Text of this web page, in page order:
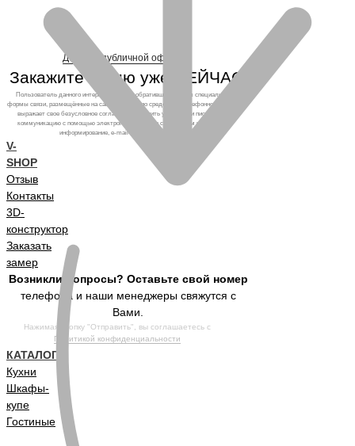
Договор публичной оферты
Закажите кухню уже СЕЙЧАС!
Пользователь данного интернет-ресурса, обратившийся через специальные
формы связи, размещённые на сайте, а также по средствам телефонного звонка,
выражает свое безусловное согласие продолжить устную или письменную
коммуникацию с помощью электронных средств связи, в том числе: sms-
информирование, e-mail-рассылка и т.п. и т.д.
V-
SHOP
Отзыв
Контакты
3D-
конструктор
Заказать
замер
Возникли вопросы? Оставьте свой номер
телефона и наши менеджеры свяжутся с
Вами.
Нажимая кнопку "Отправить", вы соглашаетесь с
Политикой конфиденциальности
КАТАЛОГ
Кухни
Шкафы-
купе
Гостиные